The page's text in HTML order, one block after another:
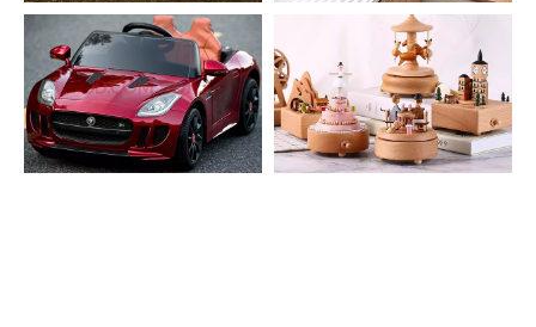
风力发电（设备电
机）
建筑行业（百叶
窗）